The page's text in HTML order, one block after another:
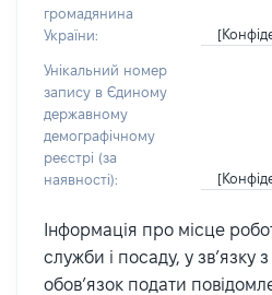
громадянина
України:
Унікальний номер
запису в Єдиному
державному
демографічному
реєстрі (за
наявності):
Інформація про місце
служби і посаду, у зв’язку
обов’язок подати